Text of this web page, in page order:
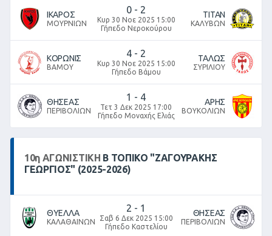
ΙΚΑΡΟΣ
ΜΟΥΡΝΙΩΝ
0 - 2
Κυρ 30 Νοε 2025 15:00
Γήπεδο Νεροκούρου
ΤΙΤΑΝ
ΚΑΛΥΒΩΝ
ΚΟΡΩΝΙΣ
ΒΑΜΟΥ
4 - 2
Κυρ 30 Νοε 2025 15:00
Γήπεδο Βάμου
ΤΑΛΩΣ
ΣΥΡΙΛΙΟΥ
ΘΗΣΕΑΣ
ΠΕΡΙΒΟΛΙΩΝ
1 - 4
Τετ 3 Δεκ 2025 17:00
Γήπεδο Μοναχής Ελιάς
ΑΡΗΣ
ΒΟΥΚΟΛΙΩΝ
10η ΑΓΩΝΙΣΤΙΚΉ Β ΤΟΠΙΚΌ "ΖΑΓΟΥΡΑΚΗΣ
ΓΕΩΡΓΙΟΣ" (2025-2026)
ΘΥΕΛΛΑ
ΚΑΛΑΘΑΙΝΩΝ
2 - 1
Σαβ 6 Δεκ 2025 15:00
Γήπεδο Καστελίου
ΘΗΣΕΑΣ
ΠΕΡΙΒΟΛΙΩΝ